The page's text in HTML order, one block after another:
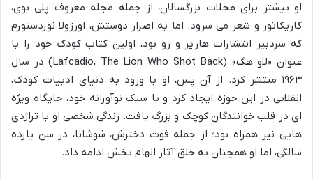
او بیشتر برای مجلات بزرگسالان، از جمله مجله معروف پلی بوی،
کاریکاتور و شعر می سرود. اما به اصرار دوستش، اورزولا نوردستورم
که سردبیر انتشارات هارپر و رو بود، اولین کتاب کودک خود را با
عنوان «لاو هگ» (Lafcadio, The Lion Who Shot Back) در سال
۱۹۶۳ منتشر کرد. از آن پس، او با ورود به دنیای ادبیات کودک،
انقلابی در این حوزه ایجاد کرد و با سبک نوآورانه خود، جایگاه ویژه
ای در قلب خوانندگان کوچک و بزرگ یافت. زندگی شخصی او با تراژدی
هایی نیز همراه بود؛ از جمله فوت دخترش، شوشانا، در سن یازده
سالگی، اما او همچنان به خلق آثار الهام بخش ادامه داد.